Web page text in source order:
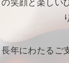
の笑顔と楽しい
長年にわたるご